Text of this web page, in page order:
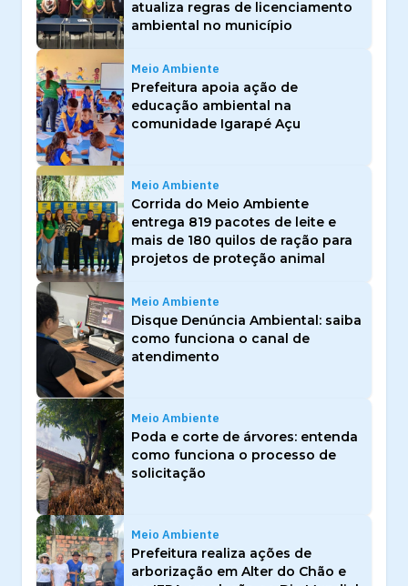
atualiza regras de licenciamento
ambiental no município
Meio Ambiente
Prefeitura apoia ação de
educação ambiental na
comunidade Igarapé Açu
Meio Ambiente
Corrida do Meio Ambiente
entrega 819 pacotes de leite e
mais de 180 quilos de ração para
projetos de proteção animal
Meio Ambiente
Disque Denúncia Ambiental: saiba
como funciona o canal de
atendimento
Meio Ambiente
Poda e corte de árvores: entenda
como funciona o processo de
solicitação
Meio Ambiente
Prefeitura realiza ações de
arborização em Alter do Chão e